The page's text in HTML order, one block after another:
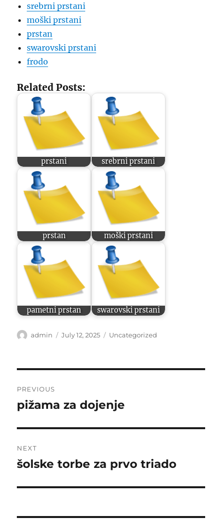
srebrni prstani
moški prstani
prstan
swarovski prstani
frodo
Related Posts:
prstani srebrni prstani
prstan moški prstani
pametni prstan swarovski prstani
Author
admin
Posted
July 12, 2025 Categories
Uncategorized
navigation
PREVIOUS
Previous
pižama za dojenje
NEXT
Next
šolske torbe za prvo triado